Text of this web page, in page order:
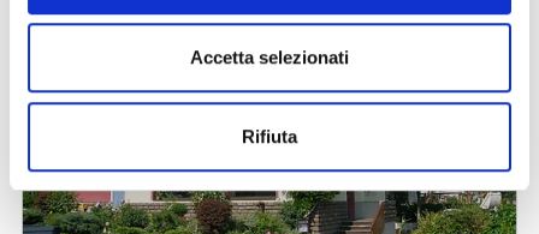
Accetta selezionati
Rifiuta